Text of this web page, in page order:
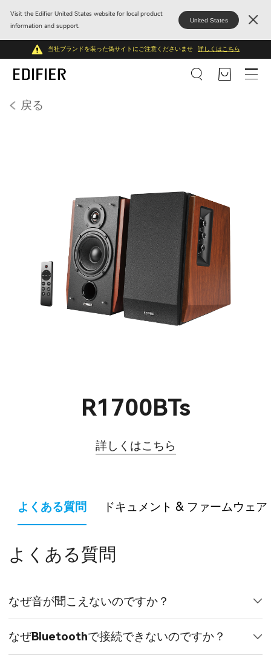
Visit the Edifier United States website for local product
information and support.
United States
当社ブランドを装った偽サイトにご注意くださいませ 詳しくはこちら
戻る
R1700BTs
詳しくはこちら
よくある質問 ドキュメント & ファームウェア
よくある質問
なぜ音が聞こえないのですか？
なぜBluetoothで接続できないのですか？